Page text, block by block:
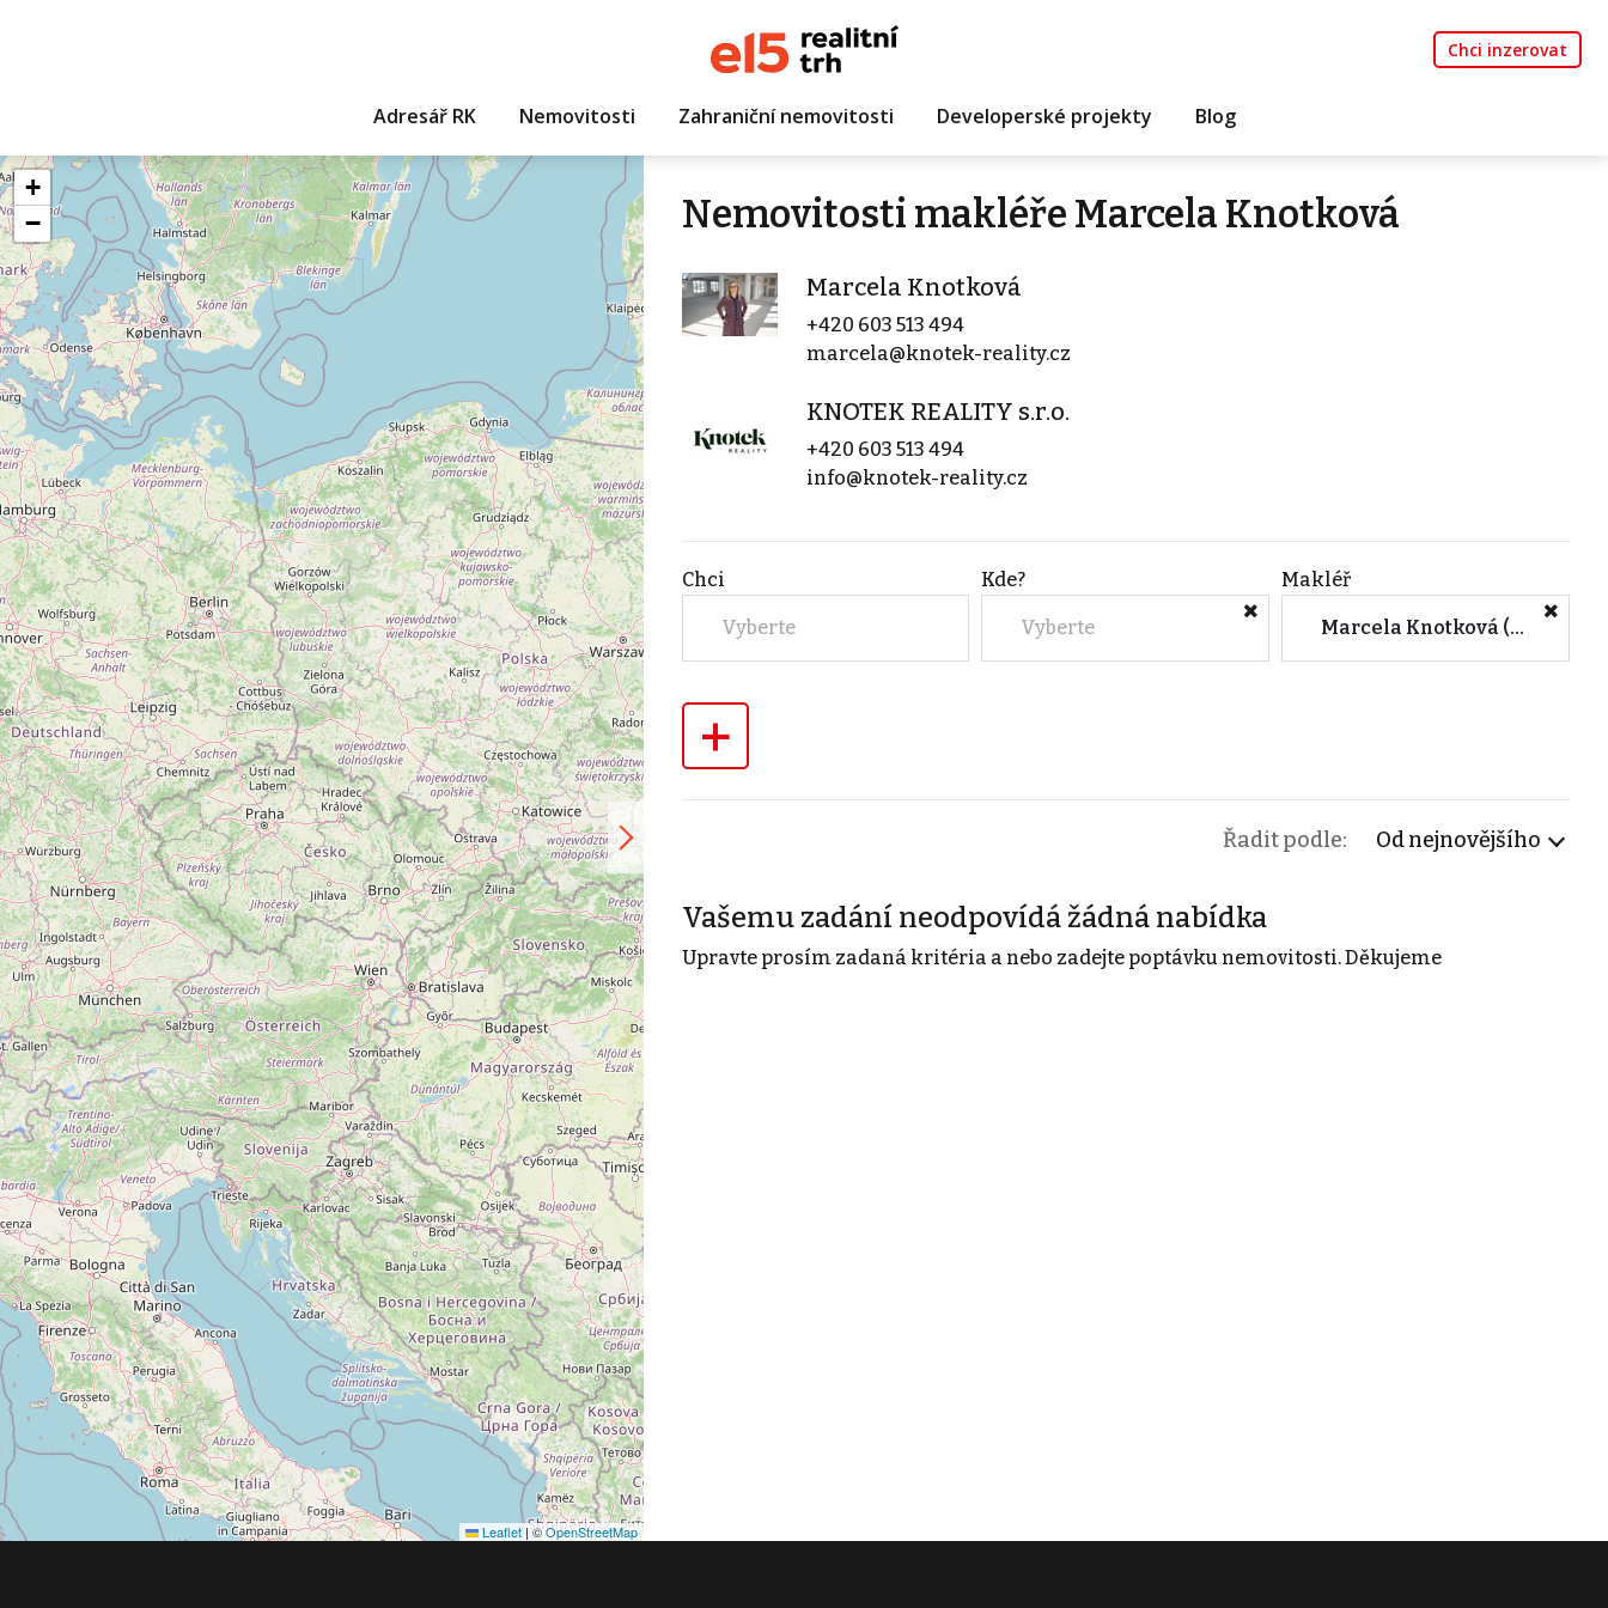
Chci inzerovat
Adresář RK Nemovitosti Zahraniční nemovitosti Developerské projekty Blog
+
−
Leaflet |©OpenStreetMap
Nemovitosti makléře Marcela Knotková
Marcela Knotková
+420 603 513 494
marcela@knotek-reality.cz
KNOTEK REALITY s.r.o.
+420 603 513 494
info@knotek-reality.cz
Chci
Vyberte
Kde?
Vyberte
Makléř
Marcela Knotková (KNOTEK REALITY s.r.o.)
+
Řadit podle: Od nejnovějšího
Vašemu zadání neodpovídá žádná nabídka
Upravte prosím zadaná kritéria a nebo zadejte poptávku nemovitosti. Děkujeme